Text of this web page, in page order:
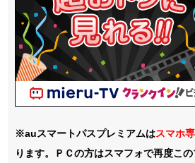
※auスマートパスプレミアムはスマホ
ります。ＰＣの方はスマフォで再度こ